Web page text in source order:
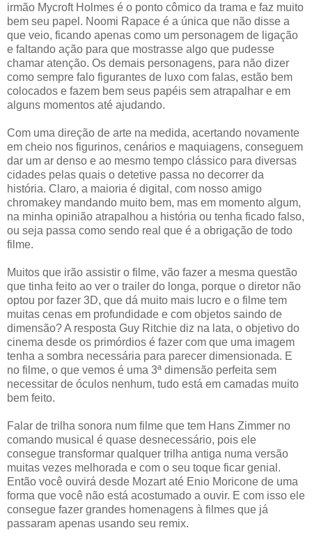
irmão Mycroft Holmes é o ponto cômico da trama e faz muito
bem seu papel. Noomi Rapace é a única que não disse a
que veio, ficando apenas como um personagem de ligação
e faltando ação para que mostrasse algo que pudesse
chamar atenção. Os demais personagens, para não dizer
como sempre falo figurantes de luxo com falas, estão bem
colocados e fazem bem seus papéis sem atrapalhar e em
alguns momentos até ajudando.
Com uma direção de arte na medida, acertando novamente
em cheio nos figurinos, cenários e maquiagens, conseguem
dar um ar denso e ao mesmo tempo clássico para diversas
cidades pelas quais o detetive passa no decorrer da
história. Claro, a maioria é digital, com nosso amigo
chromakey mandando muito bem, mas em momento algum,
na minha opinião atrapalhou a história ou tenha ficado falso,
ou seja passa como sendo real que é a obrigação de todo
filme.
Muitos que irão assistir o filme, vão fazer a mesma questão
que tinha feito ao ver o trailer do longa, porque o diretor não
optou por fazer 3D, que dá muito mais lucro e o filme tem
muitas cenas em profundidade e com objetos saindo de
dimensão? A resposta Guy Ritchie diz na lata, o objetivo do
cinema desde os primórdios é fazer com que uma imagem
tenha a sombra necessária para parecer dimensionada. E
no filme, o que vemos é uma 3ª dimensão perfeita sem
necessitar de óculos nenhum, tudo está em camadas muito
bem feito.
Falar de trilha sonora num filme que tem Hans Zimmer no
comando musical é quase desnecessário, pois ele
consegue transformar qualquer trilha antiga numa versão
muitas vezes melhorada e com o seu toque ficar genial.
Então você ouvirá desde Mozart até Enio Moricone de uma
forma que você não está acostumado a ouvir. E com isso ele
consegue fazer grandes homenagens à filmes que já
passaram apenas usando seu remix.